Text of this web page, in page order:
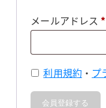
メールアドレス *
利用規約 ・ プ
会員登録する